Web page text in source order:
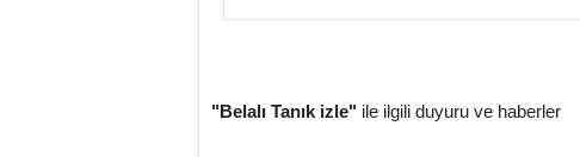
"Belalı Tanık izle" ile ilgili duyuru ve haberler